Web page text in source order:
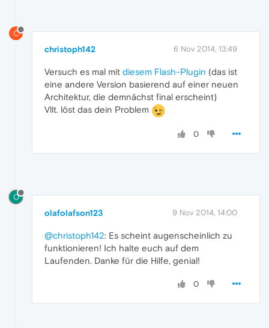
C
christoph142 6 Nov 2014, 13:49
Versuch es mal mit diesem Flash-Plugin (das ist
eine andere Version basierend auf einer neuen
Architektur, die demnächst final erscheint)
Vllt. löst das dein Problem
0
O
olafolafson123 9 Nov 2014, 14:00
@christoph142: Es scheint augenscheinlich zu
funktionieren! Ich halte euch auf dem
Laufenden. Danke für die Hilfe, genial!
0